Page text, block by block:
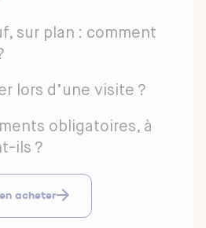
sur plan : comment
lors d’une visite ?
obligatoires, à
ils ?
acheter